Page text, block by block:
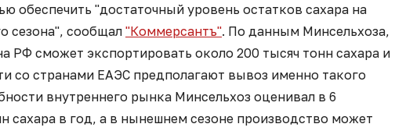
обеспечить "достаточный уровень остатков сахара на
сезона", сообщал "Коммерсантъ". По данным Минсельхоза,
РФ сможет экспортировать около 200 тысяч тонн сахара и
со странами ЕАЭС предполагают вывоз именно такого
внутреннего рынка Минсельхоз оценивал в 6
сахара в год, а в нынешнем сезоне производство может